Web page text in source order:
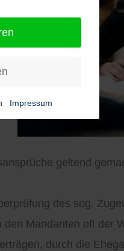
geltend
des sog.
Mandanten oft der
durch die
Impressum